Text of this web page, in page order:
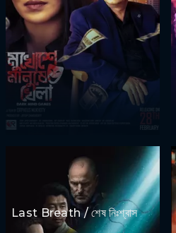
Last Breath / শেষ নিঃশ্বাস